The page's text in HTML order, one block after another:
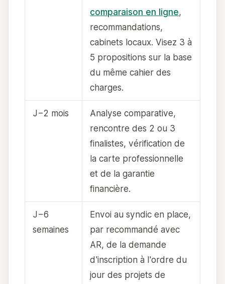
comparaison en ligne,
recommandations,
cabinets locaux. Visez 3 à
5 propositions sur la base
du même cahier des
charges.
J−2 mois
Analyse comparative,
rencontre des 2 ou 3
finalistes, vérification de
la carte professionnelle
et de la garantie
financière.
J−6
semaines
Envoi au syndic en place,
par recommandé avec
AR, de la demande
d'inscription à l'ordre du
jour des projets de